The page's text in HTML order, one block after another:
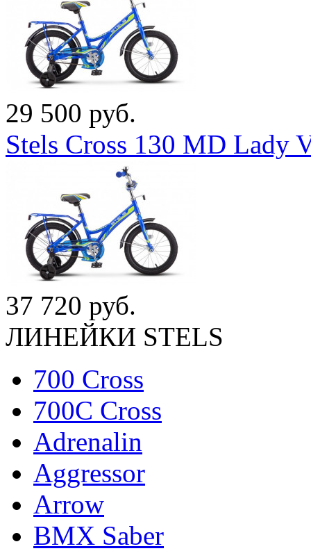
29 500 руб.
Stels Cross 130 MD Lady
37 720 руб.
ЛИНЕЙКИ STELS
700 Cross
700C Cross
Adrenalin
Aggressor
Arrow
BMX Saber